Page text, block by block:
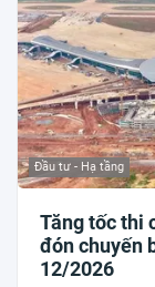
Đầu tư - Hạ tầng
Tăng tốc thi
đón chuyến
12/2026